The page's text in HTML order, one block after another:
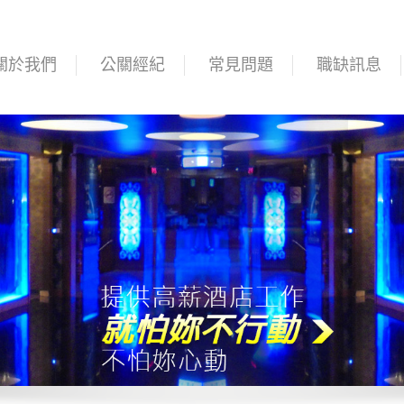
於我們 公關經紀 常見問題 職缺訊息